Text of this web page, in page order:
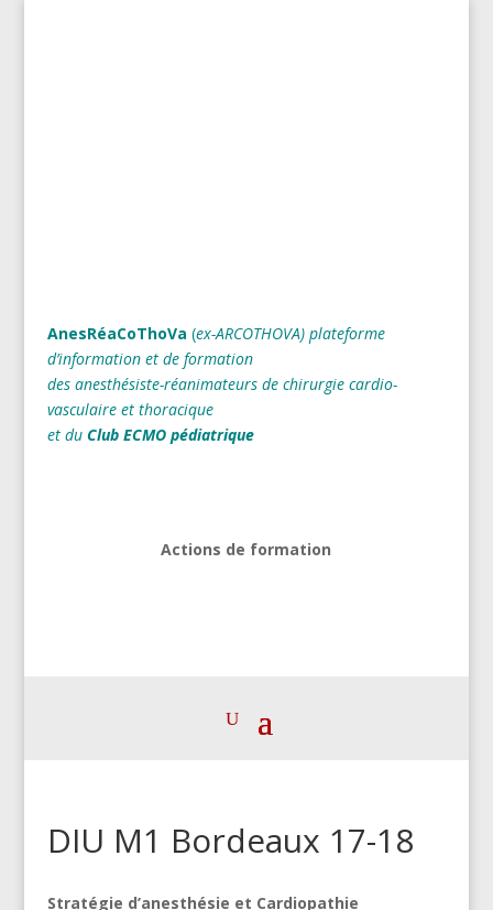
AnesRéaCoThoVa (ex-ARCOTHOVA) plateforme
d’information et de formation
des anesthésiste-réanimateurs de chirurgie cardio-
vasculaire et thoracique
et du Club ECMO pédiatrique
Actions de formation
DIU M1 Bordeaux 17-18
Stratégie d’anesthésie et Cardiopathie